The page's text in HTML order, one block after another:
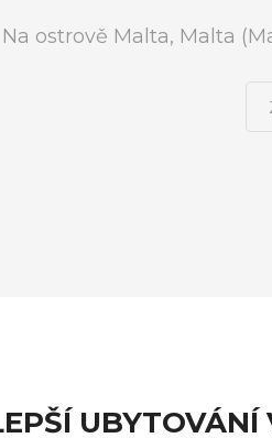
Na ostrově Malta, Malta